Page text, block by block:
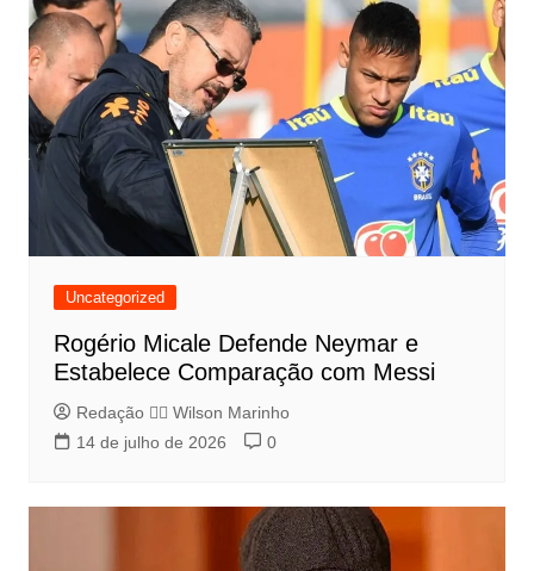
Uncategorized
Rogério Micale Defende Neymar e
Estabelece Comparação com Messi
Redação 👨‍⚖️​ Wilson Marinho
14 de julho de 2026
0